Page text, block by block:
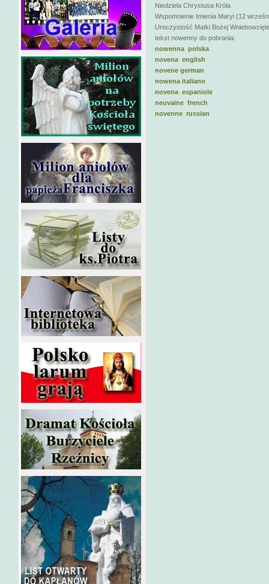
Niedziela Chrystusa Króla
Wspomnienie Imienia Maryi (12
Uroczystość Matki Bożej
tekst nowenny do pobrania:
nowenna polska
novena english
novene german
nowena italiano
novena espaniole
neuvaine french
novenne russian